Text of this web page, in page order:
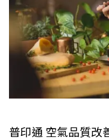
普印通 空氣品質改